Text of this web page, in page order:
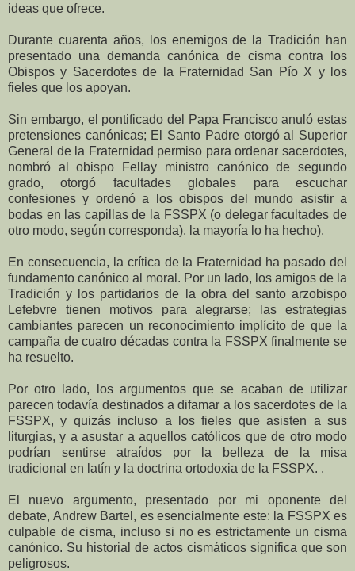
ideas que ofrece.
Durante cuarenta años, los enemigos de la Tradición han
presentado una demanda canónica de cisma contra los
Obispos y Sacerdotes de la Fraternidad San Pío X y los
fieles que los apoyan.
Sin embargo, el pontificado del Papa Francisco anuló estas
pretensiones canónicas; El Santo Padre otorgó al Superior
General de la Fraternidad permiso para ordenar sacerdotes,
nombró al obispo Fellay ministro canónico de segundo
grado, otorgó facultades globales para escuchar
confesiones y ordenó a los obispos del mundo asistir a
bodas en las capillas de la FSSPX (o delegar facultades de
otro modo, según corresponda). la mayoría lo ha hecho).
En consecuencia, la crítica de la Fraternidad ha pasado del
fundamento canónico al moral. Por un lado, los amigos de la
Tradición y los partidarios de la obra del santo arzobispo
Lefebvre tienen motivos para alegrarse; las estrategias
cambiantes parecen un reconocimiento implícito de que la
campaña de cuatro décadas contra la FSSPX finalmente se
ha resuelto.
Por otro lado, los argumentos que se acaban de utilizar
parecen todavía destinados a difamar a los sacerdotes de la
FSSPX, y quizás incluso a los fieles que asisten a sus
liturgias, y a asustar a aquellos católicos que de otro modo
podrían sentirse atraídos por la belleza de la misa
tradicional en latín y la doctrina ortodoxia de la FSSPX. .
El nuevo argumento, presentado por mi oponente del
debate, Andrew Bartel, es esencialmente este: la FSSPX es
culpable de cisma, incluso si no es estrictamente un cisma
canónico. Su historial de actos cismáticos significa que son
peligrosos.